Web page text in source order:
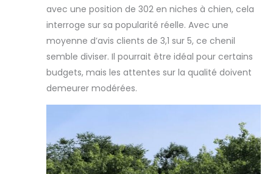
avec une position de 302 en niches à chien, cela
interroge sur sa popularité réelle. Avec une
moyenne d’avis clients de 3,1 sur 5, ce chenil
semble diviser. Il pourrait être idéal pour certains
budgets, mais les attentes sur la qualité doivent
demeurer modérées.